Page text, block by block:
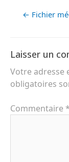
← Fichier
Laisser un
Votre adresse
obligatoires
Commentaire *